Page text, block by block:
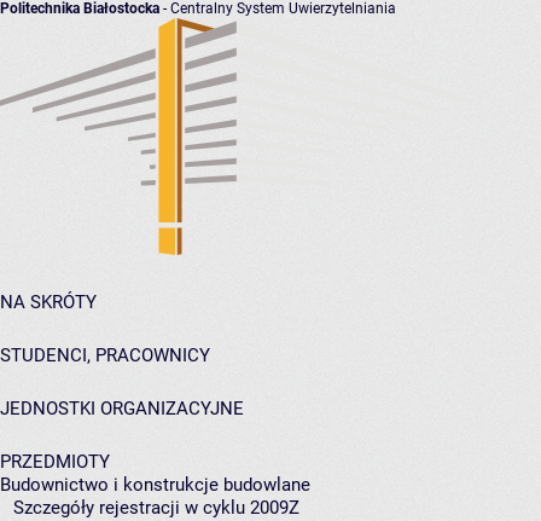
Politechnika Białostocka - Centralny System Uwierzytelniania
NA SKRÓTY
STUDENCI, PRACOWNICY
JEDNOSTKI ORGANIZACYJNE
PRZEDMIOTY
Budownictwo i konstrukcje budowlane
Szczegóły rejestracji w cyklu 2009Z